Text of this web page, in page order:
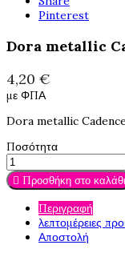
Pinterest
Dora metallic
4,20 €
με ΦΠΑ
Dora metallic
Ποσότητα
 Προσθήκη στο καλάθι
Περιγραφή
λεπτομέρειες
Αποστολή